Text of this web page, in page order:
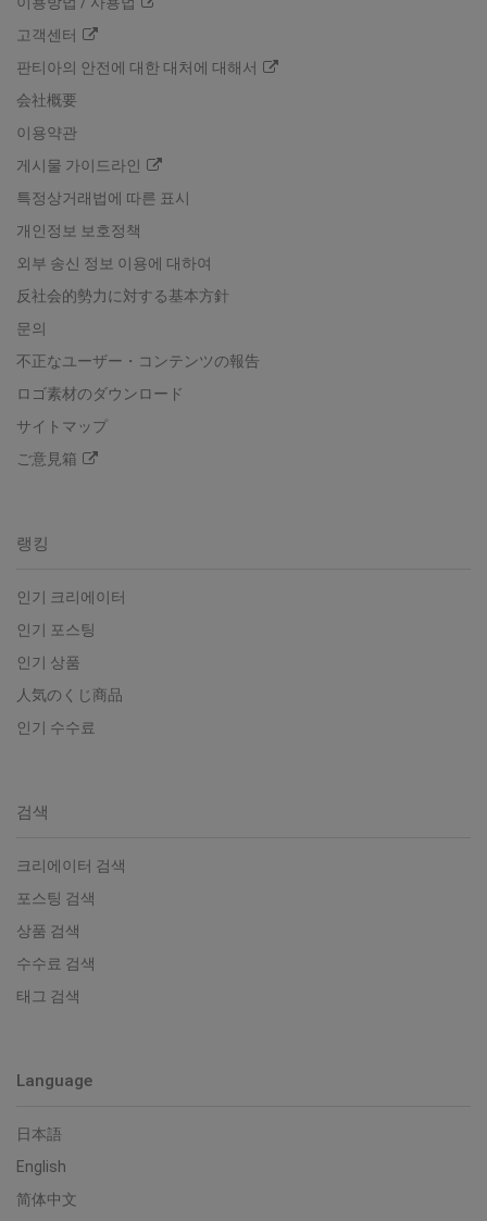
고객센터
판티아의 안전에 대한 대처에 대해서
会社概要
이용약관
게시물 가이드라인
특정상거래법에 따른 표시
개인정보 보호정책
외부 송신 정보 이용에 대하여
反社会的勢力に対する基本方針
문의
不正なユーザー・コンテンツの報告
ロゴ素材のダウンロード
サイトマップ
ご意見箱
랭킹
인기 크리에이터
인기 포스팅
인기 상품
人気のくじ商品
인기 수수료
검색
크리에이터 검색
포스팅 검색
상품 검색
수수료 검색
태그 검색
Language
日本語
English
简体中文